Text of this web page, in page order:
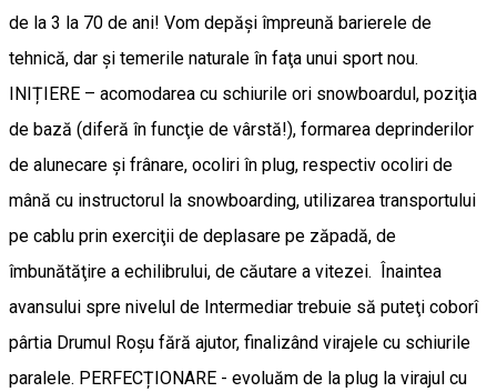
de la 3 la 70 de ani! Vom depăşi împreună barierele de
tehnică, dar şi temerile naturale în faţa unui sport nou.
INIȚIERE – acomodarea cu schiurile ori snowboardul, poziţia
de bază (diferă în funcţie de vârstă!), formarea deprinderilor
de alunecare şi frânare, ocoliri în plug, respectiv ocoliri de
mână cu instructorul la snowboarding, utilizarea transportului
pe cablu prin exerciţii de deplasare pe zăpadă, de
îmbunătăţire a echilibrului, de căutare a vitezei. Înaintea
avansului spre nivelul de Intermediar trebuie să puteţi coborî
pârtia Drumul Roşu fără ajutor, finalizând virajele cu schiurile
paralele. PERFECȚIONARE - evoluăm de la plug la virajul cu